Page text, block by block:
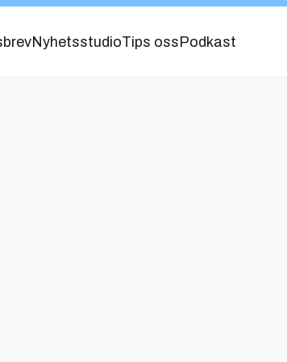
NyhetsstudioTips oss Podkast